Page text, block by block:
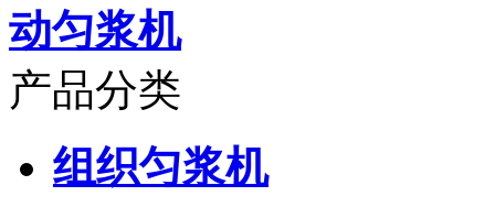
动匀浆机
产品分类
组织匀浆机